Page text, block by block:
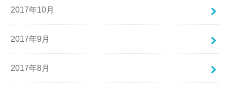
2017年10月
2017年9月
2017年8月